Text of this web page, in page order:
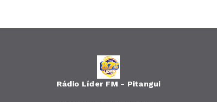
Rádio Líder FM - Pitangui